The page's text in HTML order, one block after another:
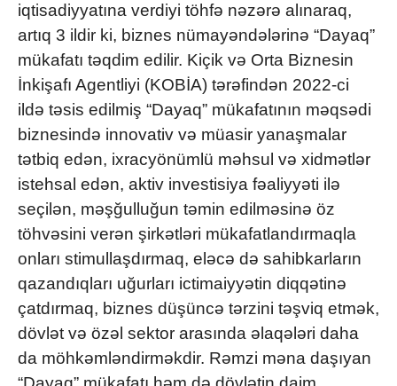
iqtisadiyyatına verdiyi töhfə nəzərə alınaraq,
artıq 3 ildir ki, biznes nümayəndələrinə “Dayaq”
mükafatı təqdim edilir. Kiçik və Orta Biznesin
İnkişafı Agentliyi (KOBİA) tərəfindən 2022-ci
ildə təsis edilmiş “Dayaq” mükafatının məqsədi
biznesində innovativ və müasir yanaşmalar
tətbiq edən, ixracyönümlü məhsul və xidmətlər
istehsal edən, aktiv investisiya fəaliyyəti ilə
seçilən, məşğulluğun təmin edilməsinə öz
töhvəsini verən şirkətləri mükafatlandırmaqla
onları stimullaşdırmaq, eləcə də sahibkarların
qazandıqları uğurları ictimaiyyətin diqqətinə
çatdırmaq, biznes düşüncə tərzini təşviq etmək,
dövlət və özəl sektor arasında əlaqələri daha
da möhkəmləndirməkdir. Rəmzi məna daşıyan